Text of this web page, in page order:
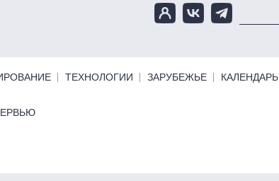
ТЕХНОЛОГИИ ЗАРУБЕЖЬЕ КАЛЕНДАРЬ